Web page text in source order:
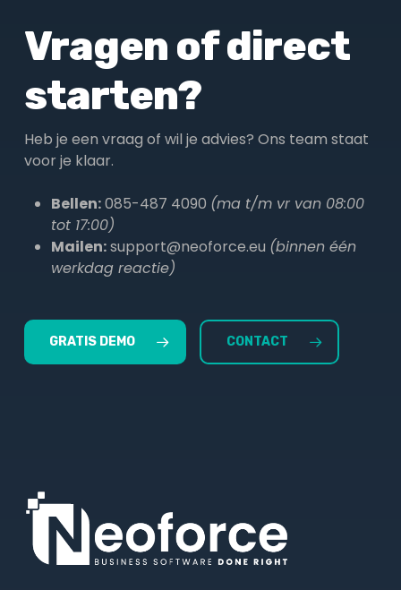
Vragen of direct
starten?
Heb je een vraag of wil je advies? Ons team staat
voor je klaar.
Bellen:085-487 4090 (ma t/m vr van 08:00
tot 17:00)
Mailen:support@neoforce.eu (binnen één
werkdag reactie)
GRATIS DEMO CONTACT